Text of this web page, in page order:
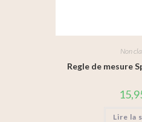
Non
Regle de mesure
Lire la